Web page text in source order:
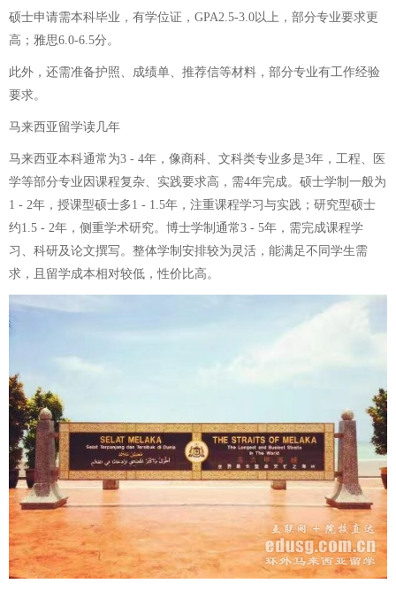
硕士申请需本科毕业，有学位证，GPA2.5-3.0以上，部分专业要求更
高；雅思6.0-6.5分。
此外，还需准备护照、成绩单、推荐信等材料，部分专业有工作经验
要求。
马来西亚留学读几年
马来西亚本科通常为3 - 4年，像商科、文科类专业多是3年，工程、医
学等部分专业因课程复杂、实践要求高，需4年完成。硕士学制一般为
1 - 2年，授课型硕士多1 - 1.5年，注重课程学习与实践；研究型硕士
约1.5 - 2年，侧重学术研究。博士学制通常3 - 5年，需完成课程学
习、科研及论文撰写。整体学制安排较为灵活，能满足不同学生需
求，且留学成本相对较低，性价比高。